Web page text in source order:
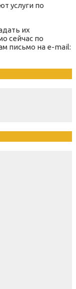
услуги по
их
сейчас по
письмо на e-mail: